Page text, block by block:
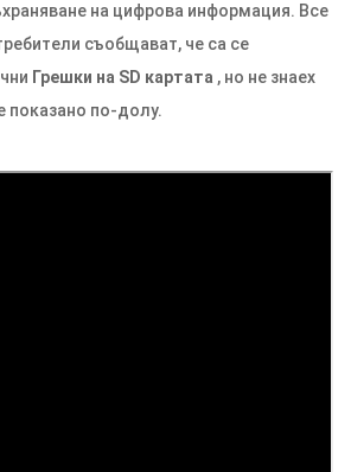
на цифрова информация. Все
съобщават, че са се
Грешки на SD картата , но не знаех
показано по-долу.